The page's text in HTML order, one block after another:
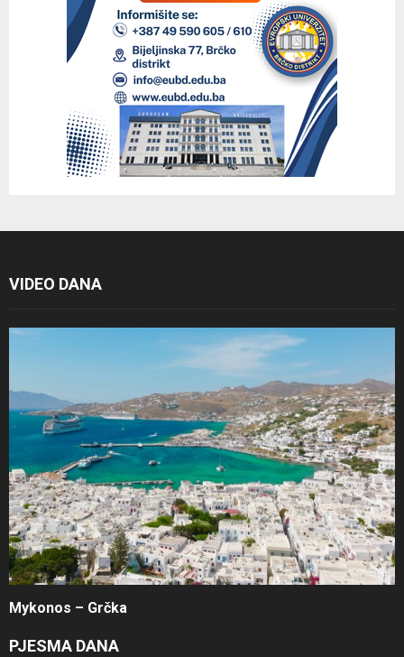
VIDEO DANA
Mykonos – Grčka
PJESMA DANA